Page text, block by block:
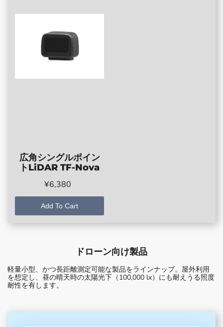
広角シングルポイン
トLiDAR TF-Nova
¥6,380
Add To Cart
ドローン向け製品
軽量小型、かつ長距離測定可能な製品をラインナップ。屋外利用
を想定し、昼の晴天時の太陽光下（100,000 lx）にも耐えうる照度
耐性を有します。